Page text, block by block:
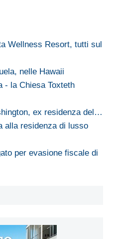
Wellness Resort, tutti sul
nelle Hawaii
- la Chiesa Toxteth
ex residenza del…
alla residenza di lusso
per evasione fiscale di